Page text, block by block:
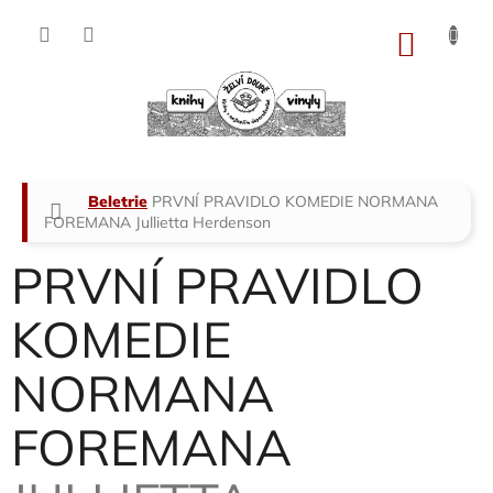
Domů
Beletrie PRVNÍ PRAVIDLO KOMEDIE NORMANA
FOREMANA Jullietta Herdenson
PRVNÍ PRAVIDLO
KOMEDIE
NORMANA
FOREMANA